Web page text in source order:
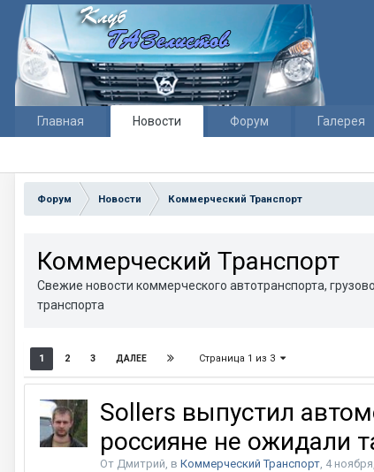
Главная Новости Форум Галерея
Форум Новости Коммерческий Транспорт
Коммерческий Транспорт
Свежие новости коммерческого автотранспорта,
транспорта
1 2 3 ДАЛЕЕ Страница 1 из 3
Sollers выпустил
россияне не ожидали
От Дмитрий, в Коммерческий Транспорт, 4